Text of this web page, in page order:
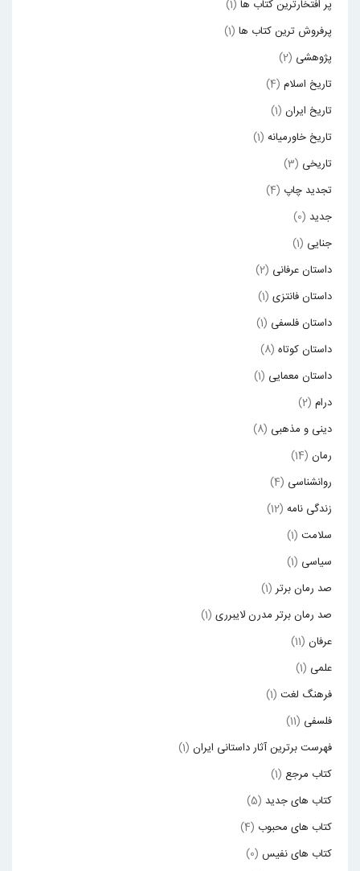
پر افتخارترین کتاب ها (1)
پرفروش ترین کتاب ها (1)
پژوهشی (2)
تاریخ اسلام (4)
تاریخ ایران (1)
تاریخ خاورمیانه (1)
تاریخی (3)
تجدید چاپ (4)
جدید (0)
جنایی (1)
داستان عرفانی (2)
داستان فانتزی (1)
داستان فلسفی (1)
داستان کوتاه (8)
داستان معمایی (1)
درام (2)
دینی و مذهبی (8)
رمان (14)
روانشناسی (4)
زندگی نامه (12)
سلامت (1)
سیاسی (1)
صد رمان برتر (1)
صد رمان برتر مدرن لایبرری (1)
عرفان (11)
علمی (1)
فرهنگ لغت (1)
فلسفی (11)
فهرست برترین آثار داستانی ایران (1)
کتاب مرجع (1)
کتاب های جدید (5)
کتاب های محبوب (4)
کتاب های نفیس (0)